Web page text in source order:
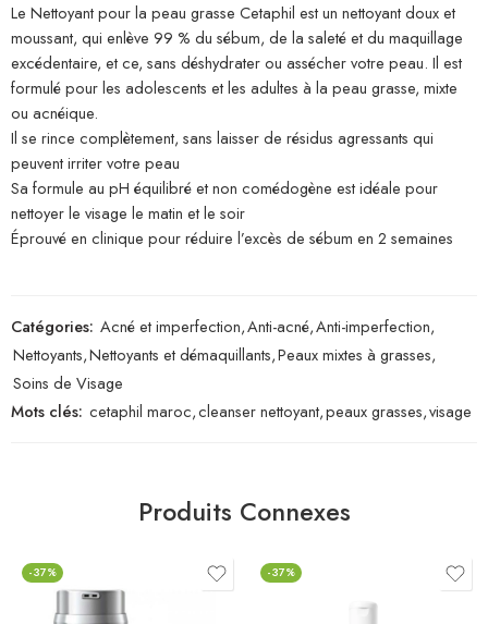
Le Nettoyant pour la peau grasse Cetaphil est un nettoyant doux et
moussant, qui enlève 99 % du sébum, de la saleté et du maquillage
excédentaire, et ce, sans déshydrater ou assécher votre peau. Il est
formulé pour les adolescents et les adultes à la peau grasse, mixte
ou acnéique.
Il se rince complètement, sans laisser de résidus agressants qui
peuvent irriter votre peau
Sa formule au pH équilibré et non comédogène est idéale pour
nettoyer le visage le matin et le soir
Éprouvé en clinique pour réduire l’excès de sébum en 2 semaines
Catégories: Acné et imperfection,Anti-acné,Anti-imperfection,
Nettoyants,Nettoyants et démaquillants,Peaux mixtes à grasses,
Soins de Visage
Mots clés: cetaphil maroc,cleanser nettoyant,peaux grasses,visage
Produits Connexes
-37% -37%